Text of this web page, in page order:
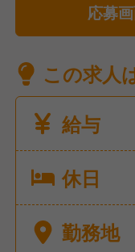
応募
この求人
給与
休日
勤務地